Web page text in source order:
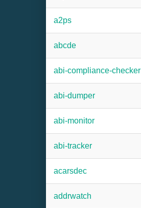
a2ps
abcde
abi-compliance-checker
abi-dumper
abi-monitor
abi-tracker
acarsdec
addrwatch